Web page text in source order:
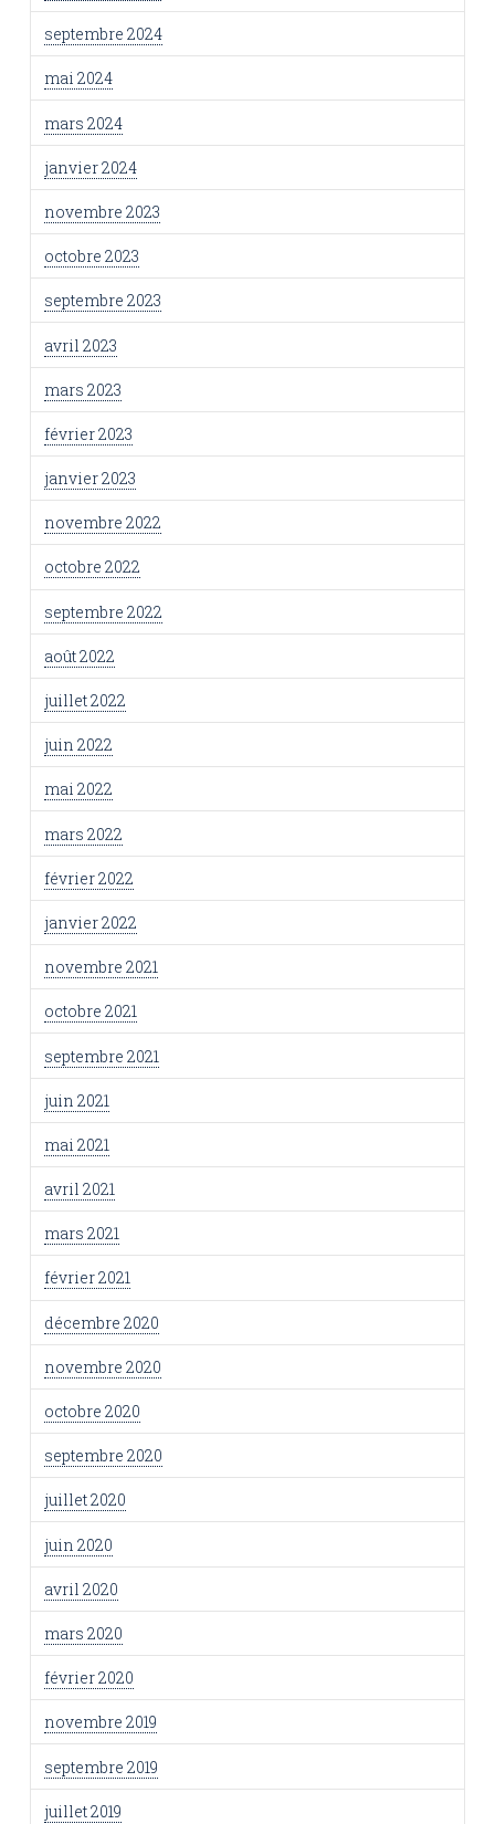
septembre 2024
mai 2024
mars 2024
janvier 2024
novembre 2023
octobre 2023
septembre 2023
avril 2023
mars 2023
février 2023
janvier 2023
novembre 2022
octobre 2022
septembre 2022
août 2022
juillet 2022
juin 2022
mai 2022
mars 2022
février 2022
janvier 2022
novembre 2021
octobre 2021
septembre 2021
juin 2021
mai 2021
avril 2021
mars 2021
février 2021
décembre 2020
novembre 2020
octobre 2020
septembre 2020
juillet 2020
juin 2020
avril 2020
mars 2020
février 2020
novembre 2019
septembre 2019
juillet 2019